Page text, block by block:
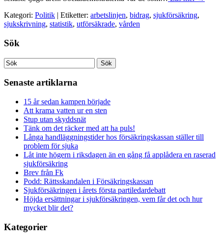
Kategori: Politik | Etiketter: arbetslinjen, bidrag, sjukförsäkring,
sjukskrivning, statistik, utförsäkrade, vården
Sök
Senaste artiklarna
15 år sedan kampen började
Att krama vatten ur en sten
Stup utan skyddsnät
Tänk om det räcker med att ha puls!
Långa handläggningstider hos försäkringskassan ställer till
problem för sjuka
Låt inte högern i riksdagen än en gång få applådera en raserad
sjukförsäkring
Brev från Fk
Podd: Rättsskandalen i Försäkringskassan
Sjukförsäkringen i årets första partiledardebatt
Höjda ersättningar i sjukförsäkringen, vem får det och hur
mycket blir det?
Kategorier